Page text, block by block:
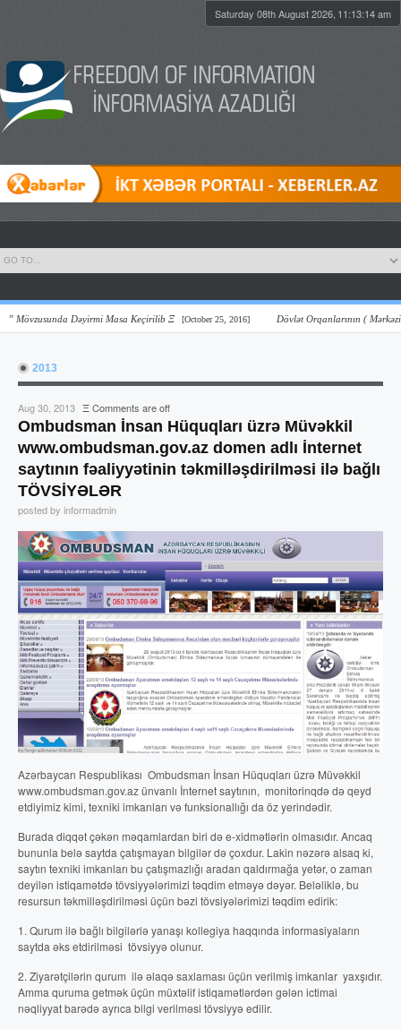
Saturday 08th August 2026, 11:13:15 am
Dəyirmi Masa Keçirilib Ξ [October 25, 2016] Dövlət Orqanlarının ( Mərkəzi
2013
Aug 30, 2013 ΞComments are off
Ombudsman İnsan Hüquqları üzrə Müvəkkil
www.ombudsman.gov.az domen adlı İnternet
saytının fəaliyyətinin təkmilləşdirilməsi ilə bağlı
TÖVSİYƏLƏR
posted by informadmin
Azərbaycan Respublikası Ombudsman İnsan Hüquqları üzrə Müvəkkil
www.ombudsman.gov.az ünvanlı İnternet saytının, monitorinqdə də qeyd
etdiyimiz kimi, texniki imkanları və funksionallığı da öz yerindədir.
Burada diqqət çəkən məqamlardan biri də e-xidmətlərin olmasıdır. Ancaq
bununla belə saytda çatışmayan bilgilər də çoxdur. Lakin nəzərə alsaq ki,
saytın texniki imkanları bu çatışmazlığı aradan qaldırmağa yetər, o zaman
deyilən istiqamətdə tövsiyyələrimizi təqdim etməyə dəyər. Beləliklə, bu
resursun təkmilləşdirilməsi üçün bəzi tövsiyələrimizi təqdim edirik:
1. Qurum ilə bağlı bilgilərlə yanaşı kollegiya haqqında informasiyaların
saytda əks etdirilməsi tövsiyyə olunur.
2. Ziyarətçilərin qurum ilə əlaqə saxlaması üçün verilmiş imkanlar yaxşıdır.
Amma quruma getmək üçün müxtəlif istiqamətlərdən gələn ictimai
nəqliyyat barədə ayrıca bilgi verilməsi tövsiyyə edilir.